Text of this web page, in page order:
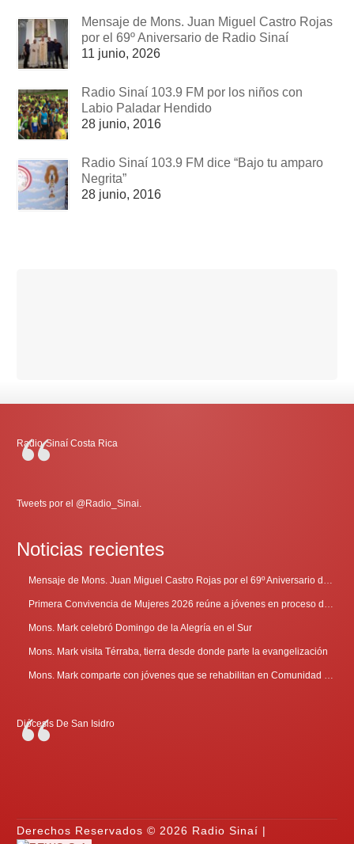
Mensaje de Mons. Juan Miguel Castro Rojas
por el 69º Aniversario de Radio Sinaí
11 junio, 2026
Radio Sinaí 103.9 FM por los niños con
Labio Paladar Hendido
28 junio, 2016
Radio Sinaí 103.9 FM dice “Bajo tu amparo
Negrita”
28 junio, 2016
Radio-Sinaí Costa Rica
Tweets por el @Radio_Sinai.
Noticias recientes
Mons. Mark celebró Domingo de la Alegría en el Sur
Mons. Mark visita Térraba, tierra desde donde parte la evangelización
Diócesis De San Isidro
Derechos Reservados © 2026 Radio Sinaí |